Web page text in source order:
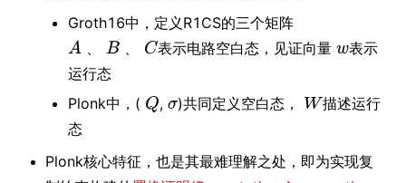
Groth16中，定义R1CS的三个矩阵
表示电路空白态，见证向量
表示
运行态
Plonk中，(
, )共同定义空白态，
描述运行
态
Plonk核心特征，也是其最难理解之处，即为实现复